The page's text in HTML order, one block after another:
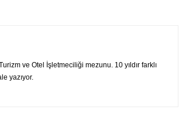
ve Otel İşletmeciliği mezunu. 10 yıldır farklı
yazıyor.